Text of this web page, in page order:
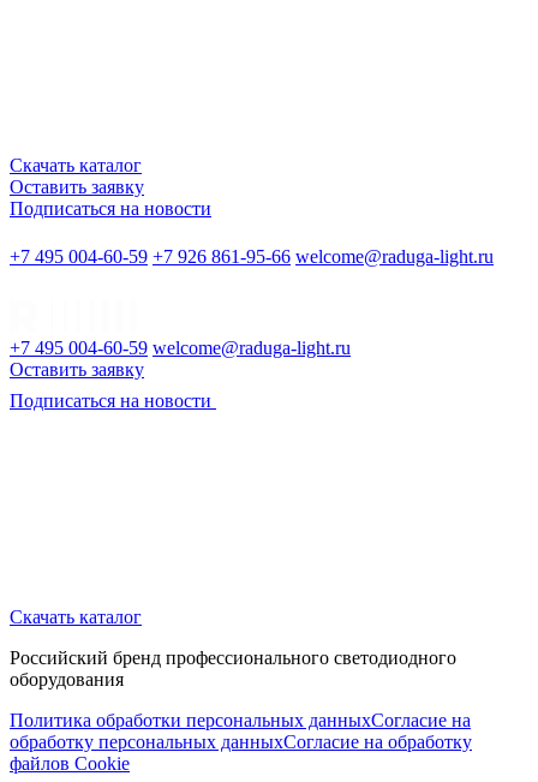
Скачать каталог
Оставить заявку
Подписаться на новости
+7 495 004-60-59 +7 926 861-95-66 welcome@raduga-light.ru
+7 495 004-60-59 welcome@raduga-light.ru
Оставить заявку
Подписаться на новости
Скачать каталог
Российский бренд профессионального светодиодного
оборудования
Политика обработки персональных данныхСогласие на
обработку персональных данныхСогласие на обработку
файлов Cookie